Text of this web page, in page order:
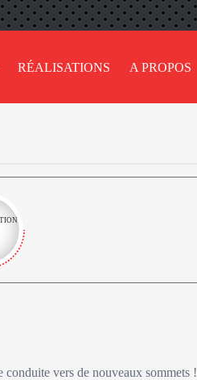
RÉALISATIONS A PROPOS
vers de nouveaux sommets !